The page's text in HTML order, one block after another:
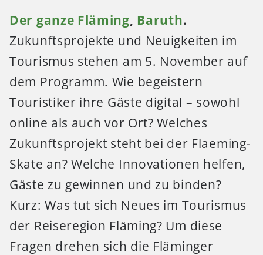
Der ganze Fläming, Baruth.
Zukunftsprojekte und Neuigkeiten im
Tourismus stehen am 5. November auf
dem Programm. Wie begeistern
Touristiker ihre Gäste digital – sowohl
online als auch vor Ort? Welches
Zukunftsprojekt steht bei der Flaeming-
Skate an? Welche Innovationen helfen,
Gäste zu gewinnen und zu binden?
Kurz: Was tut sich Neues im Tourismus
der Reiseregion Fläming? Um diese
Fragen drehen sich die Fläminger